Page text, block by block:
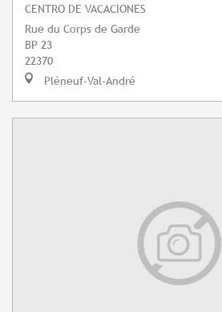
CENTRO DE VACACIONES
Rue du Corps de Garde
BP 23
22370
Pléneuf-Val-André